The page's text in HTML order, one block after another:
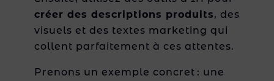
créer des descriptions produits, des
visuels et des textes marketing qui
collent parfaitement à ces attentes.
Prenons un exemple concret : une